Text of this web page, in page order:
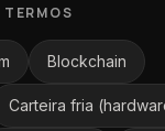
Blockchain
Carteira fria